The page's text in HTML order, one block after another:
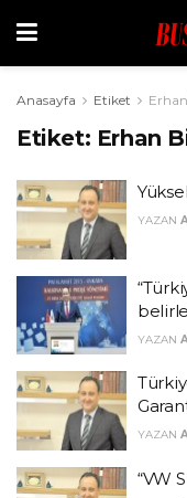
Anasayfa Etiket
Etiket: Erhan
YAZAN
YAZAN
YAZAN
“VW